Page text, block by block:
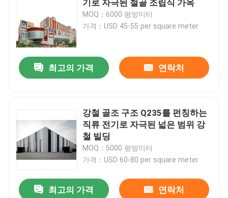
기로 자극된 철골 조립식 가옥
MOQ：6000 평방미터
가격：USD 45-55 per square meter
최고의 가격 연락처
강철 골조 구조 Q235를 펀칭하는
직류 전기로 자극된 넓은 범위 강
철 빌딩
MOQ：5000 평방미터
가격：USD 60-80 per square meter
최고의 가격 연락처